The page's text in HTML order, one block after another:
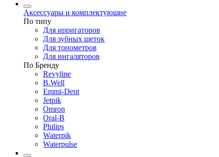
Аксессуары и комплектующие
По типу
Для ирригаторов
Для зубных щеток
Для тонометров
Для ингаляторов
По Бренду
Revyline
B.Well
Emmi-Dent
Jetpik
Omron
Oral-B
Philips
Waterpik
Waterpulse